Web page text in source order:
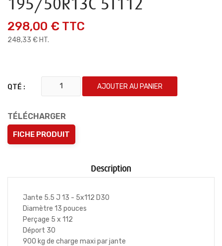
298,00 € TTC
248,33 € HT.
QTÉ : AJOUTER AU PANIER
TÉLÉCHARGER
FICHE PRODUIT
Description
Jante 5.5 J 13 - 5x112 D30
Diamètre 13 pouces
Perçage 5 x 112
Déport 30
900 kg de charge maxi par jante